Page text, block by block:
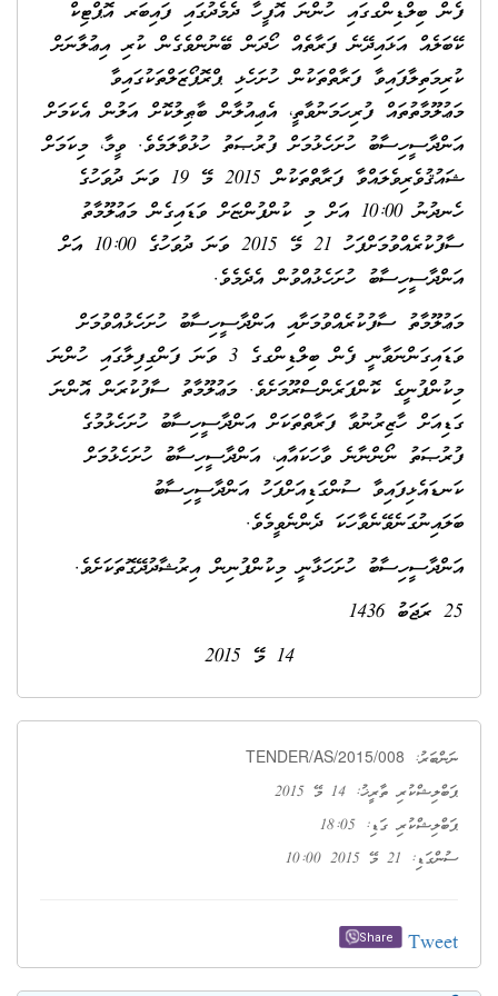
ފެން ބިލްޑިންގގައި ހުންނަ އޮފީހާ ދެމެދުގައި ފައިބަރ އޮޕްޓިކް
ކޭބަލެއް އަޅައިދޭނެ ފަރާތެއް ހޯދަން ބޭނުންވެގެން ކުރި އިޢުލާނަށް
ކުރިމަތިލާފައިވާ ފަރާތްތަކުން ހުށަހެޅި ޕްރޮޕޯޒަލްތަކުގައިވާ
މަޢުލޫމާތުތައް ފުރިހަމަނުވާތީ، އެޢިއުލާން ބާޠިލުކޮށް އަލުން އެކަމަށް
އަންދާސީހިސާބު ހުށަހެޅުމަށް ފުރުޞަތު ހުޅުވާލަމެވެ. ވީމާ، މިކަމަށް
ޝައުޤުވެރިވެލައްވާ ފަރާތްތަކުން 2015 މޭ 19 ވަނަ ދުވަހުގެ
ހެނދުނު 10:00 އަށް މި ކުންފުންޏަށް ވަޑައިގެން މަޢުލޫމާތު
ސާފުކުރެއްވުމަށްފަހު 21 މޭ 2015 ވަނަ ދުވަހުގެ 10:00 އަށް
އަންދާސީހިސާބު ހުށަހެޅުއްވުން އެދެމެވެ.
މަޢުލޫމާތު ސާފުކުރެއްވުމަށާއި އަންދާސީހިސާބު ހުށަހެޅުއްވުމަށް
ވަޑައިގަންނަވާނީ ފެން ބިލްޑިންގގެ 3 ވަނަ ފަންގިފިލާގައި ހުންނަ
މިކުންފުނީގެ ކޮންފަރެންސްރޫމަށެވެ. މަޢުލޫމާތު ސާފުކުރަން އޮންނަ
ގަޑިއަށް ހާޒިރުނުވާ ފަރާތްތަކަށް އަންދާސީހިސާބު ހުށަހެޅުމުގެ
ފުރުޞަތު ނޯންނާނެ ވާހަކައާއި، އަންދާސީހިސާބު ހުށަހެޅުމަށް
ކަނޑައެޅިފައިވާ ސުންގަޑިއަށްފަހު އަންދާސީހިސާބު
ބަލައިނުގަނެވޭނެވާހަކަ ދެންނެވީމެވެ.
އަންދާސީހިސާބު ހުށަހަޅާނީ މިކުންފުނިން އިރުޝާދުދޭގޮތަކަށެވެ.
25 ރަޖަބު 1436
14 މޭ 2015
ނަންބަރު: TENDER/AS/2015/008
ޕަބްލިޝްކުރި ތާރީޚު: 14 މޭ 2015
ޕަބްލިޝްކުރި ގަޑި: 18:05
ސުންގަޑި: 21 މޭ 2015 10:00
Tweet
Share